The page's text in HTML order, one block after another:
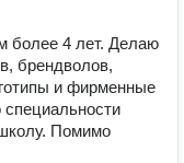
более 4 лет. Делаю
брендволов,
и фирменные
Помимо